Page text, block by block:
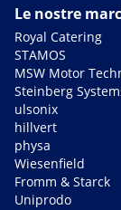
Le nostre
Royal Catering
STAMOS
MSW Motor
Steinberg
ulsonix
hillvert
physa
Wiesenfield
Fromm & Starck
Uniprodo